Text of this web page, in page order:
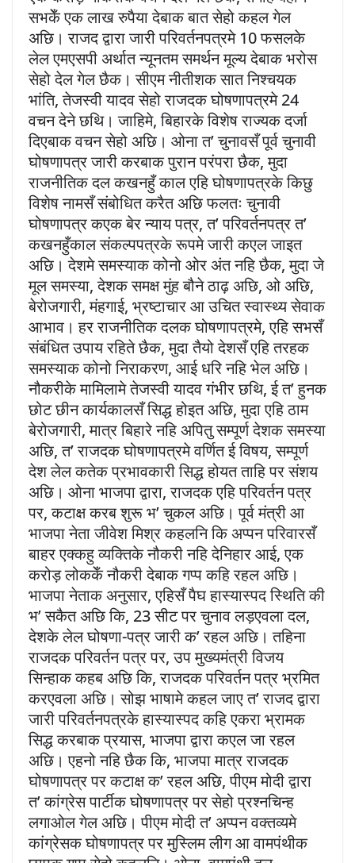
सभकेँ एक लाख रुपैया देबाक बात सेहो कहल गेल
अछि। राजद द्वारा जारी परिवर्तनपत्रमे 10 फसलके
लेल एमएसपी अर्थात न्यूनतम समर्थन मूल्य देबाक भरोस
सेहो देल गेल छैक। सीएम नीतीशक सात निश्चयक
भांति, तेजस्वी यादव सेहो राजदक घोषणापत्रमे 24
वचन देने छथि। जाहिमे, बिहारके विशेष राज्यक दर्जा
दिएबाक वचन सेहो अछि। ओना त’ चुनावसँ पूर्व चुनावी
घोषणापत्र जारी करबाक पुरान परंपरा छैक, मुदा
राजनीतिक दल कखनहुँ काल एहि घोषणापत्रके किछु
विशेष नामसँ संबोधित करैत अछि फलतः चुनावी
घोषणापत्र कएक बेर न्याय पत्र, त’ परिवर्तनपत्र त’
कखनहुँकाल संकल्पपत्रके रूपमे जारी कएल जाइत
अछि। देशमे समस्याक कोनो ओर अंत नहि छैक, मुदा जे
मूल समस्या, देशक समक्ष मुंह बौने ठाढ़ अछि, ओ अछि,
बेरोजगारी, मंहगाई, भ्रष्टाचार आ उचित स्वास्थ्य सेवाक
आभाव। हर राजनीतिक दलक घोषणापत्रमे, एहि सभसँ
संबंधित उपाय रहिते छैक, मुदा तैयो देशसँ एहि तरहक
समस्याक कोनो निराकरण, आई धरि नहि भेल अछि।
नौकरीके मामिलामे तेजस्वी यादव गंभीर छथि, ई त’ हुनक
छोट छीन कार्यकालसँ सिद्ध होइत अछि, मुदा एहि ठाम
बेरोजगारी, मात्र बिहारे नहि अपितु सम्पूर्ण देशक समस्या
अछि, त’ राजदक घोषणापत्रमे वर्णित ई विषय, सम्पूर्ण
देश लेल कतेक प्रभावकारी सिद्ध होयत ताहि पर संशय
अछि। ओना भाजपा द्वारा, राजदक एहि परिवर्तन पत्र
पर, कटाक्ष करब शुरू भ’ चुकल अछि। पूर्व मंत्री आ
भाजपा नेता जीवेश मिश्र कहलनि कि अप्पन परिवारसँ
बाहर एक्कहु व्यक्तिके नौकरी नहि देनिहार आई, एक
करोड़ लोककेँ नौकरी देबाक गप्प कहि रहल अछि।
भाजपा नेताक अनुसार, एहिसँ पैघ हास्यास्पद स्थिति की
भ’ सकैत अछि कि, 23 सीट पर चुनाव लड़एवला दल,
देशके लेल घोषणा-पत्र जारी क’ रहल अछि। तहिना
राजदक परिवर्तन पत्र पर, उप मुख्यमंत्री विजय
सिन्हाक कहब अछि कि, राजदक परिवर्तन पत्र भ्रमित
करएवला अछि। सोझ भाषामे कहल जाए त’ राजद द्वारा
जारी परिवर्तनपत्रके हास्यास्पद कहि एकरा भ्रामक
सिद्ध करबाक प्रयास, भाजपा द्वारा कएल जा रहल
अछि। एहनो नहि छैक कि, भाजपा मात्र राजदक
घोषणापत्र पर कटाक्ष क’ रहल अछि, पीएम मोदी द्वारा
त’ कांग्रेस पार्टीक घोषणापत्र पर सेहो प्रश्नचिन्ह
लगाओल गेल अछि। पीएम मोदी त’ अप्पन वक्तव्यमे
कांग्रेसक घोषणापत्र पर मुस्लिम लीग आ वामपंथीक